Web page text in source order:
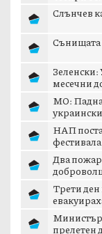
Жълт код
четири
Слънчев
Сънищата
Зеленски:
месечни
МО:
НАП
фестивала
Два
Трети ден